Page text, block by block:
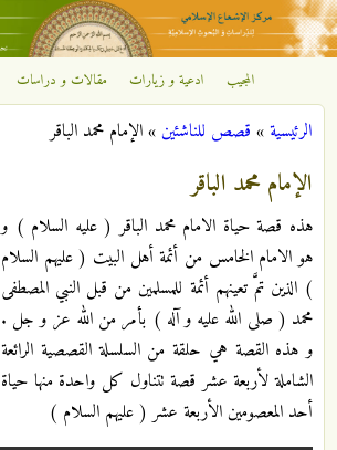
تجاوز إلى المحتوى الرئيسي
مركز
الإشعاع
الإسلامي
المجيب ادعية و زيارات مقالات و دراسات
أنت هنا
الرئيسية» قصص للناشئين»الإمام محمد الباقر
الإمام محمد الباقر
هذه قصة حياة الامام محمد الباقر ( عليه السلام ) و
هو الامام الخامس من أئمة أهل البيت ( عليهم السلام
) الذين تمَّ تعينهم أئمة للمسلمين من قبل النبي المصطفى
محمد ( صلى الله عليه و آله ) بأمر من الله عز و جل .
و هذه القصة هي حلقة من السلسلة القصصية الرائعة
الشاملة لأربعة عشر قصة تتناول كل واحدة منها حياة
أحد المعصومين الأربعة عشر ( عليهم السلام )